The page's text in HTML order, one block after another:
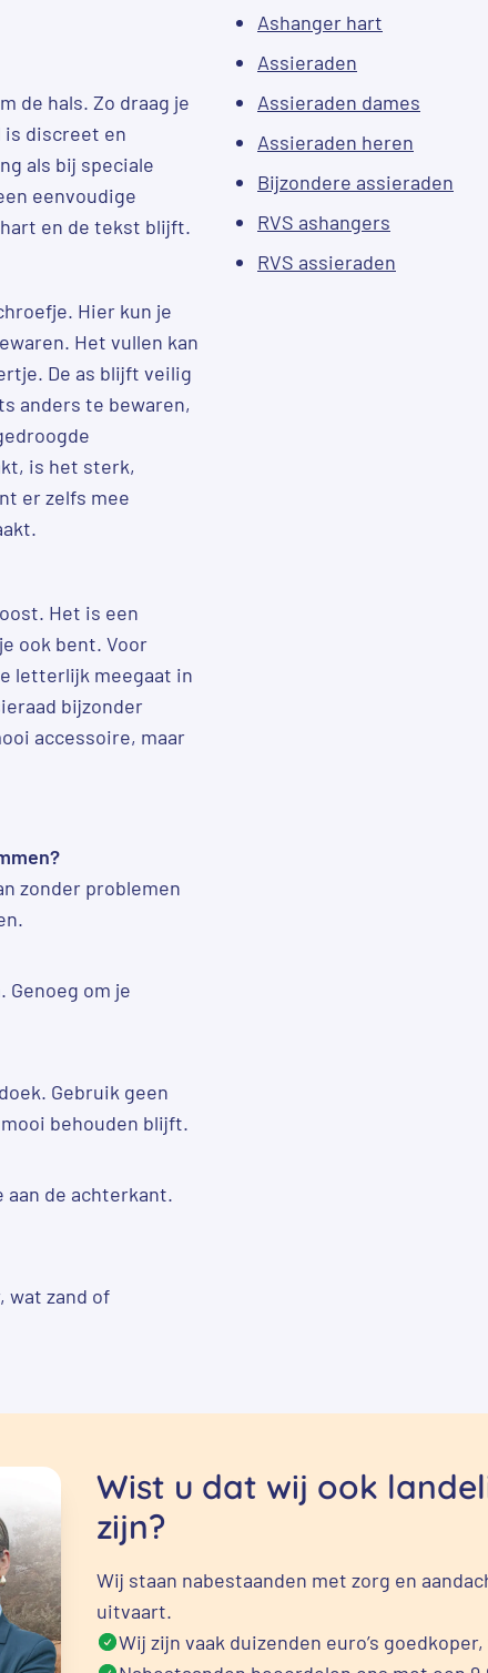
de hals. Zo draag je
discreet en
als bij speciale
eenvoudige
en de tekst blijft.
Hier kun je
Het vullen kan
De as blijft veilig
anders te bewaren,
is het sterk,
er zelfs mee
Het is een
ook bent. Voor
letterlijk meegaat in
bijzonder
accessoire, maar
zonder problemen
Genoeg om je
Gebruik geen
behouden blijft.
de achterkant.
wat zand of
Ashanger hart
Assieraden
Assieraden dames
Assieraden heren
Bijzondere assieraden
RVS ashangers
RVS assieraden
Wist u dat wij ook
zijn?
Wij staan nabestaanden met zorg en
uitvaart.
Wij zijn vaak duizenden euro’s